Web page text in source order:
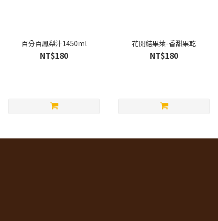
百分百鳳梨汁1450ml
NT$180
花開結果萊-香甜果乾
NT$180